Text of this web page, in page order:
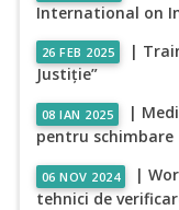
International on
26 FEB 2025
|
Justiție”
08 IAN 2025
|
pentru schimbare
06 NOV 2024
|
tehnici de